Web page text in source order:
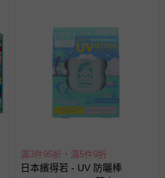
滿3件95折，滿5件9折
日本繽得若 - UV 防曬棒